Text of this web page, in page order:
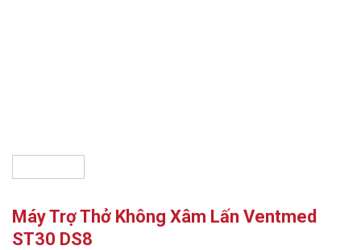
Máy Trợ Thở Không Xâm Lấn Ventmed
ST30 DS8